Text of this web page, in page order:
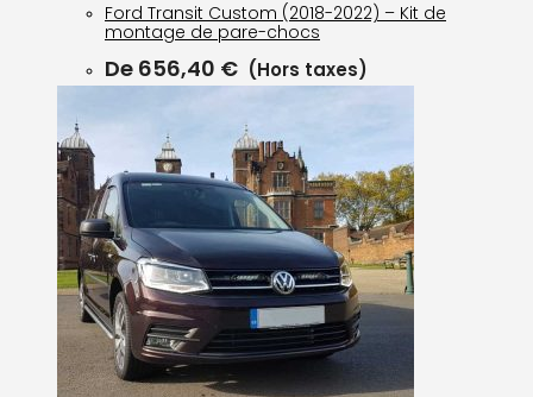
Ford Transit Custom (2018-2022) – Kit de
montage de pare-chocs
De 656,40 € (Hors taxes)